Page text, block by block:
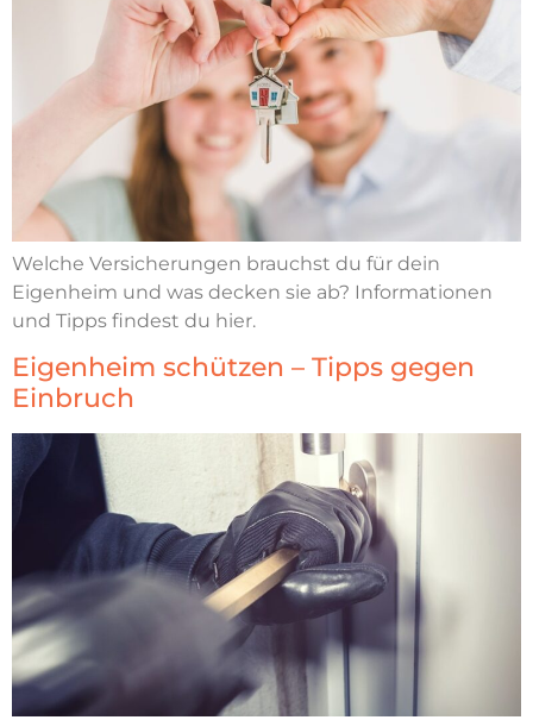
Welche Versicherungen brauchst du für dein
Eigenheim und was decken sie ab? Informationen
und Tipps findest du hier.
Eigenheim schützen – Tipps gegen
Einbruch